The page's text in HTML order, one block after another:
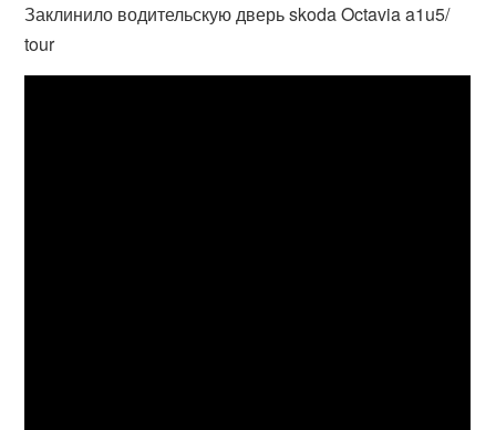
Заклинило водительскую дверь skoda Octavia a1u5/
tour